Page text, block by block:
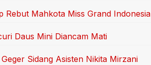
Rebut Mahkota Miss Grand Indonesia
Daus Mini Diancam Mati
Sidang Asisten Nikita Mirzani